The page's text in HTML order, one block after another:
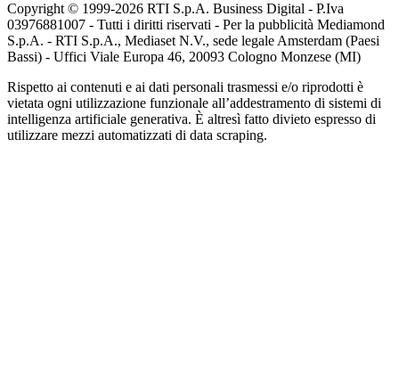
Copyright © 1999-2026 RTI S.p.A. Business Digital - P.Iva
03976881007 - Tutti i diritti riservati - Per la pubblicità Mediamond
S.p.A. - RTI S.p.A., Mediaset N.V., sede legale Amsterdam (Paesi
Bassi) - Uffici Viale Europa 46, 20093 Cologno Monzese (MI)
Rispetto ai contenuti e ai dati personali trasmessi e/o riprodotti è
vietata ogni utilizzazione funzionale all’addestramento di sistemi di
intelligenza artificiale generativa. È altresì fatto divieto espresso di
utilizzare mezzi automatizzati di data scraping.